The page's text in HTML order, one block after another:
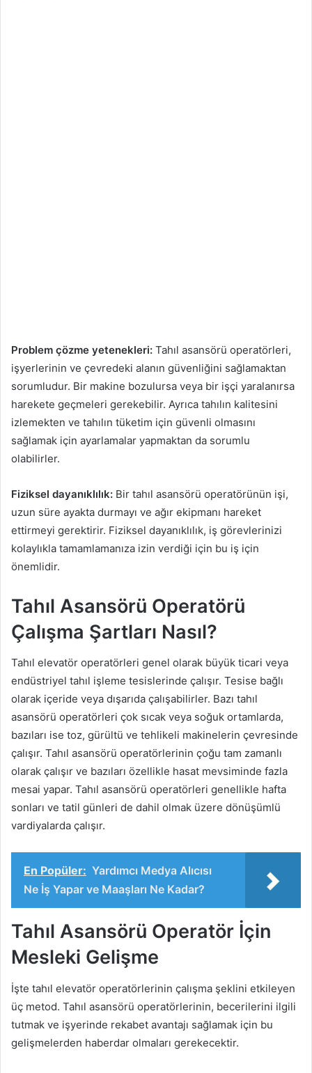
Problem çözme yetenekleri: Tahıl asansörü operatörleri,
işyerlerinin ve çevredeki alanın güvenliğini sağlamaktan
sorumludur. Bir makine bozulursa veya bir işçi yaralanırsa
harekete geçmeleri gerekebilir. Ayrıca tahılın kalitesini
izlemekten ve tahılın tüketim için güvenli olmasını
sağlamak için ayarlamalar yapmaktan da sorumlu
olabilirler.
Fiziksel dayanıklılık: Bir tahıl asansörü operatörünün işi,
uzun süre ayakta durmayı ve ağır ekipmanı hareket
ettirmeyi gerektirir. Fiziksel dayanıklılık, iş görevlerinizi
kolaylıkla tamamlamanıza izin verdiği için bu iş için
önemlidir.
Tahıl Asansörü Operatörü
Çalışma Şartları Nasıl?
Tahıl elevatör operatörleri genel olarak büyük ticari veya
endüstriyel tahıl işleme tesislerinde çalışır. Tesise bağlı
olarak içeride veya dışarıda çalışabilirler. Bazı tahıl
asansörü operatörleri çok sıcak veya soğuk ortamlarda,
bazıları ise toz, gürültü ve tehlikeli makinelerin çevresinde
çalışır. Tahıl asansörü operatörlerinin çoğu tam zamanlı
olarak çalışır ve bazıları özellikle hasat mevsiminde fazla
mesai yapar. Tahıl asansörü operatörleri genellikle hafta
sonları ve tatil günleri de dahil olmak üzere dönüşümlü
vardiyalarda çalışır.
En Popüler: Yardımcı Medya Alıcısı
Ne İş Yapar ve Maaşları Ne Kadar?
Tahıl Asansörü Operatör İçin
Mesleki Gelişme
İşte tahıl elevatör operatörlerinin çalışma şeklini etkileyen
üç metod. Tahıl asansörü operatörlerinin, becerilerini ilgili
tutmak ve işyerinde rekabet avantajı sağlamak için bu
gelişmelerden haberdar olmaları gerekecektir.